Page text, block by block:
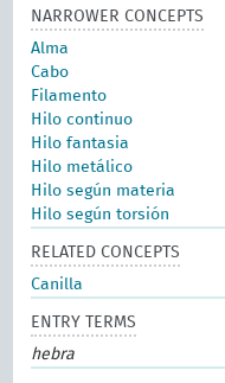
NARROWER CONCEPTS
Alma
Cabo
Filamento
Hilo continuo
Hilo fantasia
Hilo metálico
Hilo según materia
Hilo según torsión
RELATED CONCEPTS
Canilla
ENTRY TERMS
hebra